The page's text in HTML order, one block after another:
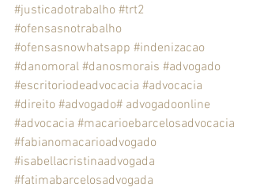
#justicadotrabalho #trt2
#ofensasnotrabalho
#ofensasnowhatsapp #indenizacao
#danomoral #danosmorais #advogado
#escritoriodeadvocacia #advocacia
#direito #advogado# advogadoonline
#advocacia #macarioebarcelosadvocacia
#fabianomacarioadvogado
#isabellacristinaadvogada
#fatimabarcelosadvogada